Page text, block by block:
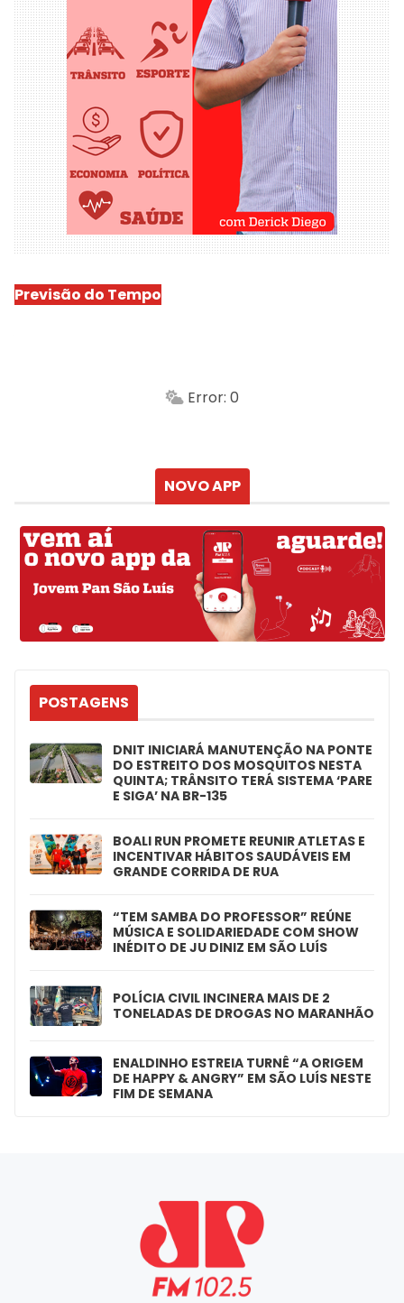
Previsão do Tempo
Min.
Error: 0
NOVO APP
POSTAGENS
DNIT INICIARÁ MANUTENÇÃO NA PONTE
DO ESTREITO DOS MOSQUITOS NESTA
QUINTA; TRÂNSITO TERÁ SISTEMA ‘PARE
E SIGA’ NA BR-135
BOALI RUN PROMETE REUNIR ATLETAS E
INCENTIVAR HÁBITOS SAUDÁVEIS EM
GRANDE CORRIDA DE RUA
“TEM SAMBA DO PROFESSOR” REÚNE
MÚSICA E SOLIDARIEDADE COM SHOW
INÉDITO DE JU DINIZ EM SÃO LUÍS
POLÍCIA CIVIL INCINERA MAIS DE 2
TONELADAS DE DROGAS NO MARANHÃO
ENALDINHO ESTREIA TURNÊ “A ORIGEM
DE HAPPY & ANGRY” EM SÃO LUÍS NESTE
FIM DE SEMANA